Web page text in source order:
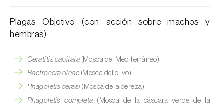
Plagas Objetivo (con acción sobre machos y
hembras)
Ceratitis capitata (Mosca del Mediterráneo);
Bactrocera oleae (Mosca del olivo);
Rhagoletis cerasi (Mosca de la cereza);
Rhagoletis completa (Mosca de la cáscara verde de la